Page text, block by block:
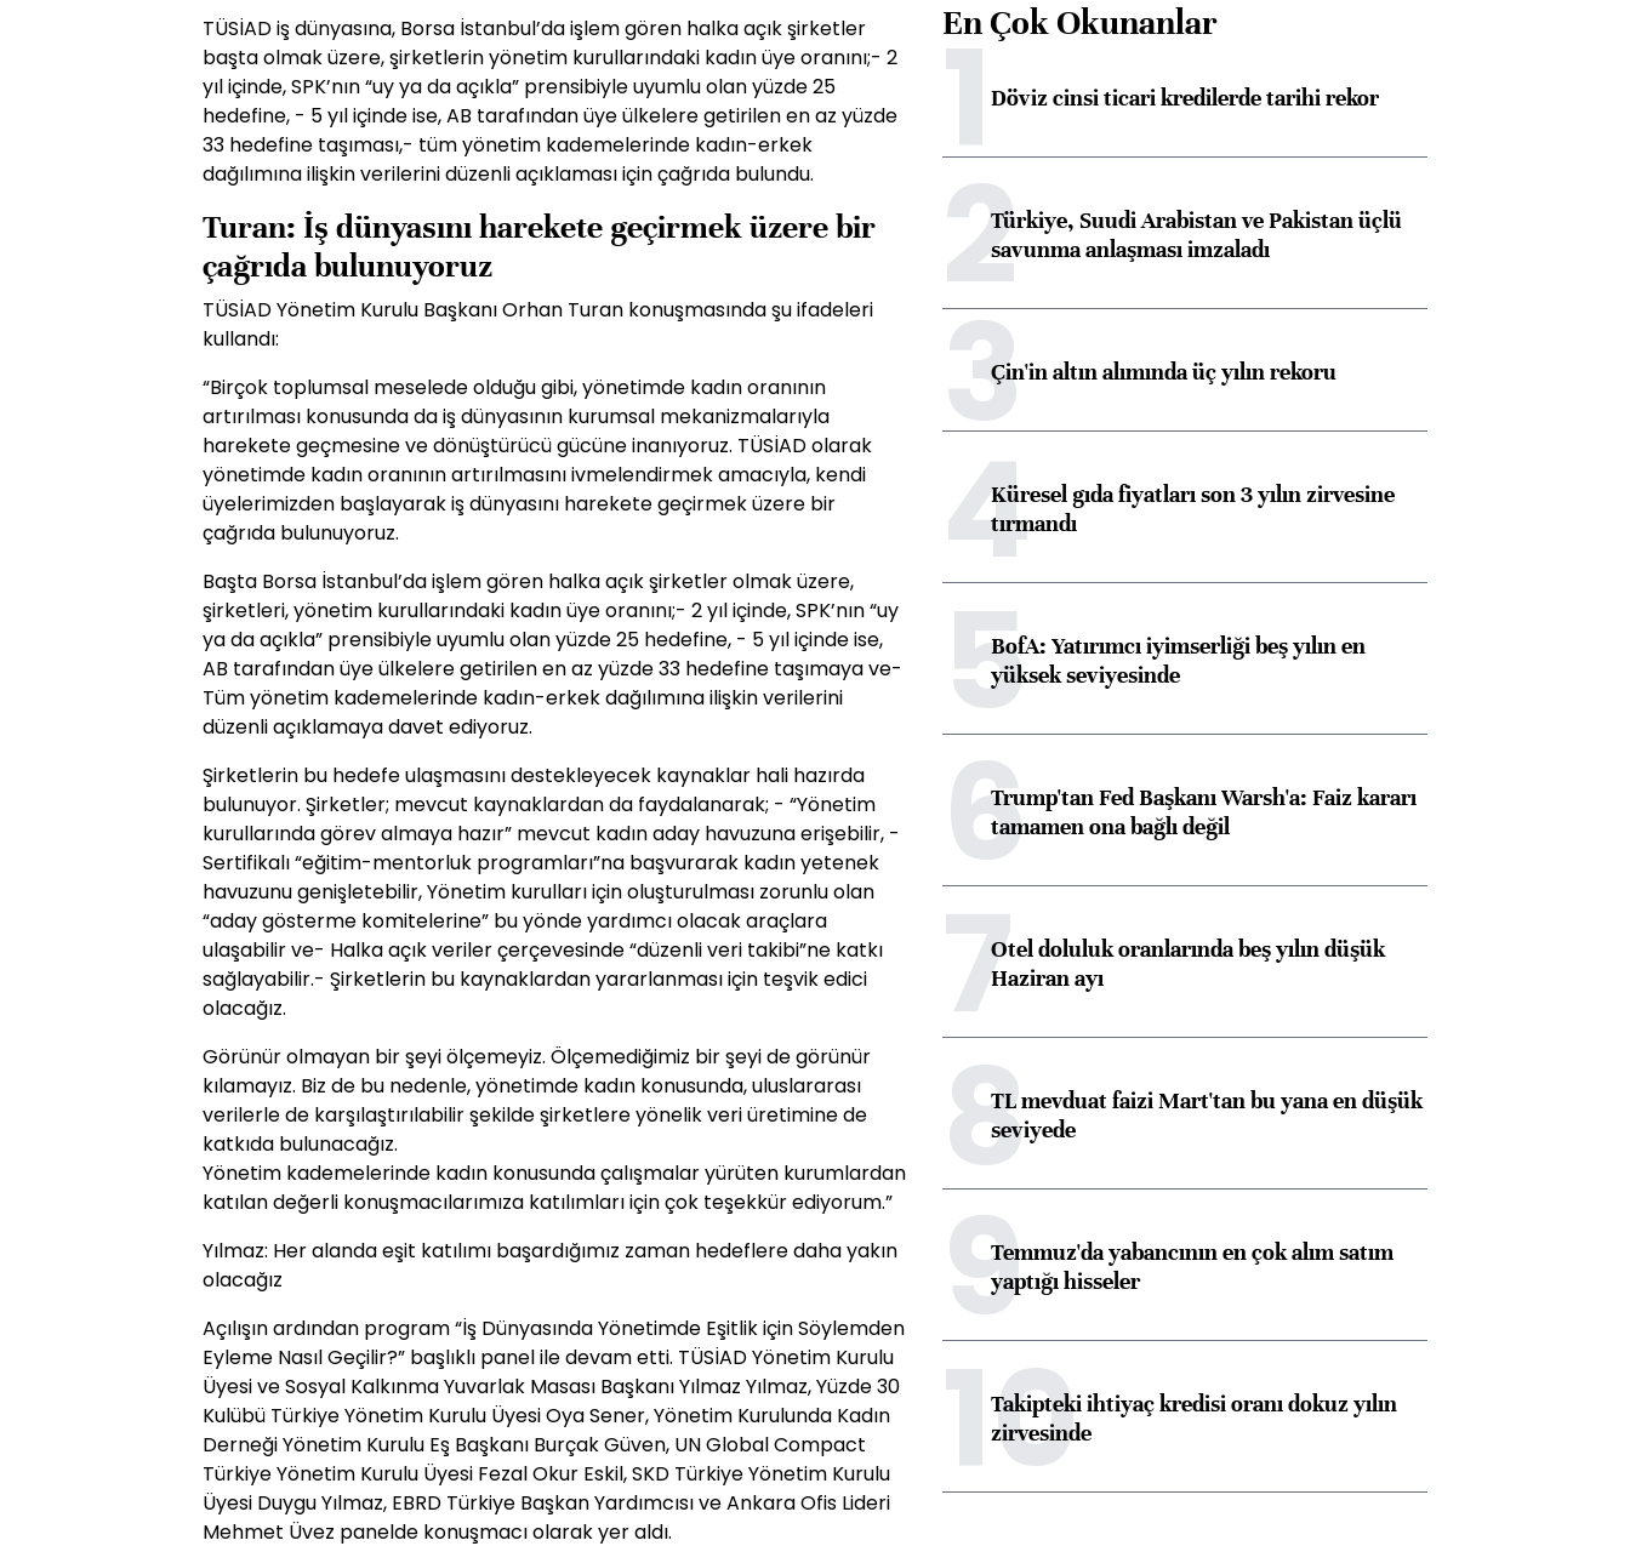
TÜSİAD iş dünyasına, Borsa İstanbul’da işlem gören halka açık şirketler
başta olmak üzere, şirketlerin yönetim kurullarındaki kadın üye oranını;- 2
yıl içinde, SPK’nın “uy ya da açıkla” prensibiyle uyumlu olan yüzde 25
hedefine, - 5 yıl içinde ise, AB tarafından üye ülkelere getirilen en az yüzde
33 hedefine taşıması,- tüm yönetim kademelerinde kadın-erkek
dağılımına ilişkin verilerini düzenli açıklaması için çağrıda bulundu.
Turan: İş dünyasını harekete geçirmek üzere bir
çağrıda bulunuyoruz
TÜSİAD Yönetim Kurulu Başkanı Orhan Turan konuşmasında şu ifadeleri
kullandı:
“Birçok toplumsal meselede olduğu gibi, yönetimde kadın oranının
artırılması konusunda da iş dünyasının kurumsal mekanizmalarıyla
harekete geçmesine ve dönüştürücü gücüne inanıyoruz. TÜSİAD olarak
yönetimde kadın oranının artırılmasını ivmelendirmek amacıyla, kendi
üyelerimizden başlayarak iş dünyasını harekete geçirmek üzere bir
çağrıda bulunuyoruz.
Başta Borsa İstanbul’da işlem gören halka açık şirketler olmak üzere,
şirketleri, yönetim kurullarındaki kadın üye oranını;- 2 yıl içinde, SPK’nın “uy
ya da açıkla” prensibiyle uyumlu olan yüzde 25 hedefine, - 5 yıl içinde ise,
AB tarafından üye ülkelere getirilen en az yüzde 33 hedefine taşımaya ve-
Tüm yönetim kademelerinde kadın-erkek dağılımına ilişkin verilerini
düzenli açıklamaya davet ediyoruz.
Şirketlerin bu hedefe ulaşmasını destekleyecek kaynaklar hali hazırda
bulunuyor. Şirketler; mevcut kaynaklardan da faydalanarak; - “Yönetim
kurullarında görev almaya hazır” mevcut kadın aday havuzuna erişebilir, -
Sertifikalı “eğitim-mentorluk programları”na başvurarak kadın yetenek
havuzunu genişletebilir, Yönetim kurulları için oluşturulması zorunlu olan
“aday gösterme komitelerine” bu yönde yardımcı olacak araçlara
ulaşabilir ve- Halka açık veriler çerçevesinde “düzenli veri takibi”ne katkı
sağlayabilir.- Şirketlerin bu kaynaklardan yararlanması için teşvik edici
olacağız.
Görünür olmayan bir şeyi ölçemeyiz. Ölçemediğimiz bir şeyi de görünür
kılamayız. Biz de bu nedenle, yönetimde kadın konusunda, uluslararası
verilerle de karşılaştırılabilir şekilde şirketlere yönelik veri üretimine de
katkıda bulunacağız.
Yönetim kademelerinde kadın konusunda çalışmalar yürüten kurumlardan
katılan değerli konuşmacılarımıza katılımları için çok teşekkür ediyorum.”
Yılmaz: Her alanda eşit katılımı başardığımız zaman hedeflere daha yakın
olacağız
Açılışın ardından program “İş Dünyasında Yönetimde Eşitlik için Söylemden
Eyleme Nasıl Geçilir?” başlıklı panel ile devam etti. TÜSİAD Yönetim Kurulu
Üyesi ve Sosyal Kalkınma Yuvarlak Masası Başkanı Yılmaz Yılmaz, Yüzde 30
Kulübü Türkiye Yönetim Kurulu Üyesi Oya Sener, Yönetim Kurulunda Kadın
Derneği Yönetim Kurulu Eş Başkanı Burçak Güven, UN Global Compact
Türkiye Yönetim Kurulu Üyesi Fezal Okur Eskil, SKD Türkiye Yönetim Kurulu
Üyesi Duygu Yılmaz, EBRD Türkiye Başkan Yardımcısı ve Ankara Ofis Lideri
Mehmet Üvez panelde konuşmacı olarak yer aldı.
En Çok Okunanlar
1Döviz cinsi ticari kredilerde tarihi rekor
2Türkiye, Suudi Arabistan ve Pakistan üçlü
savunma anlaşması imzaladı
3Çin'in altın alımında üç yılın rekoru
4Küresel gıda fiyatları son 3 yılın zirvesine
tırmandı
5BofA: Yatırımcı iyimserliği beş yılın en
yüksek seviyesinde
6Trump'tan Fed Başkanı Warsh'a: Faiz kararı
tamamen ona bağlı değil
7Otel doluluk oranlarında beş yılın düşük
Haziran ayı
8TL mevduat faizi Mart'tan bu yana en düşük
seviyede
9Temmuz'da yabancının en çok alım satım
yaptığı hisseler
10
Takipteki ihtiyaç kredisi oranı dokuz yılın
zirvesinde